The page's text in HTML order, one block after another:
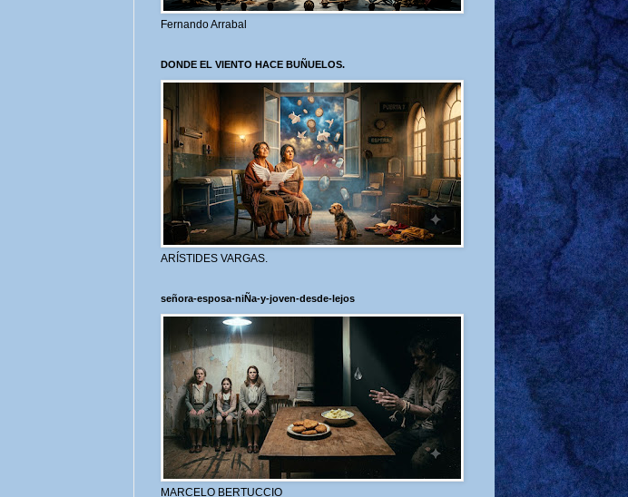
Fernando Arrabal
DONDE EL VIENTO HACE BUÑUELOS.
ARÍSTIDES VARGAS.
señora-esposa-niÑa-y-joven-desde-lejos
MARCELO BERTUCCIO